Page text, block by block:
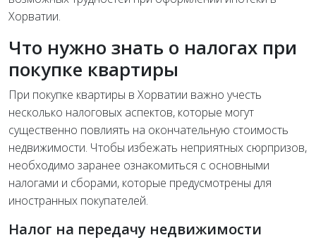
Хорватии.
Что нужно знать о налогах при
покупке квартиры
При покупке квартиры в Хорватии важно учесть
несколько налоговых аспектов, которые могут
существенно повлиять на окончательную стоимость
недвижимости. Чтобы избежать неприятных сюрпризов,
необходимо заранее ознакомиться с основными
налогами и сборами, которые предусмотрены для
иностранных покупателей.
Налог на передачу недвижимости